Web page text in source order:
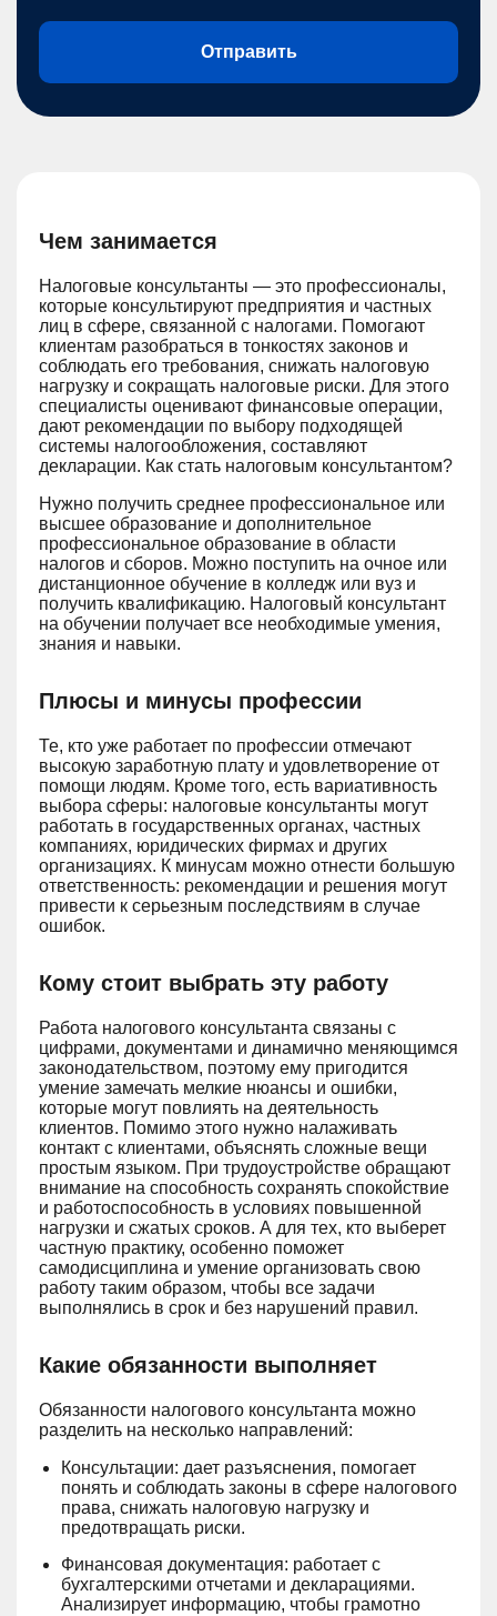
Отправить
Чем занимается
Налоговые консультанты — это профессионалы,
которые консультируют предприятия и частных
лиц в сфере, связанной с налогами. Помогают
клиентам разобраться в тонкостях законов и
соблюдать его требования, снижать налоговую
нагрузку и сокращать налоговые риски. Для этого
специалисты оценивают финансовые операции,
дают рекомендации по выбору подходящей
системы налогообложения, составляют
декларации. Как стать налоговым консультантом?
Нужно получить среднее профессиональное или
высшее образование и дополнительное
профессиональное образование в области
налогов и сборов. Можно поступить на очное или
дистанционное обучение в колледж или вуз и
получить квалификацию. Налоговый консультант
на обучении получает все необходимые умения,
знания и навыки.
Плюсы и минусы профессии
Те, кто уже работает по профессии отмечают
высокую заработную плату и удовлетворение от
помощи людям. Кроме того, есть вариативность
выбора сферы: налоговые консультанты могут
работать в государственных органах, частных
компаниях, юридических фирмах и других
организациях. К минусам можно отнести большую
ответственность: рекомендации и решения могут
привести к серьезным последствиям в случае
ошибок.
Кому стоит выбрать эту работу
Работа налогового консультанта связаны с
цифрами, документами и динамично меняющимся
законодательством, поэтому ему пригодится
умение замечать мелкие нюансы и ошибки,
которые могут повлиять на деятельность
клиентов. Помимо этого нужно налаживать
контакт с клиентами, объяснять сложные вещи
простым языком. При трудоустройстве обращают
внимание на способность сохранять спокойствие
и работоспособность в условиях повышенной
нагрузки и сжатых сроков. А для тех, кто выберет
частную практику, особенно поможет
самодисциплина и умение организовать свою
работу таким образом, чтобы все задачи
выполнялись в срок и без нарушений правил.
Какие обязанности выполняет
Обязанности налогового консультанта можно
разделить на несколько направлений:
Консультации: дает разъяснения, помогает
понять и соблюдать законы в сфере налогового
права, снижать налоговую нагрузку и
предотвращать риски.
Финансовая документация: работает с
бухгалтерскими отчетами и декларациями.
Анализирует информацию, чтобы грамотно